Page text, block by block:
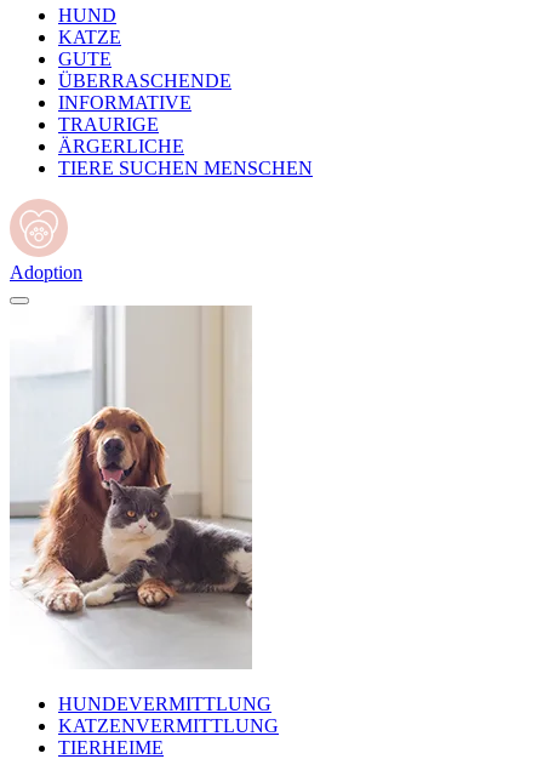
HUND
KATZE
GUTE
ÜBERRASCHENDE
INFORMATIVE
TRAURIGE
ÄRGERLICHE
TIERE SUCHEN MENSCHEN
Adoption
HUNDEVERMITTLUNG
KATZENVERMITTLUNG
TIERHEIME